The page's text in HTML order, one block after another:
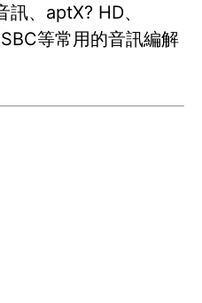
、aptX? HD、
等常用的音訊編解